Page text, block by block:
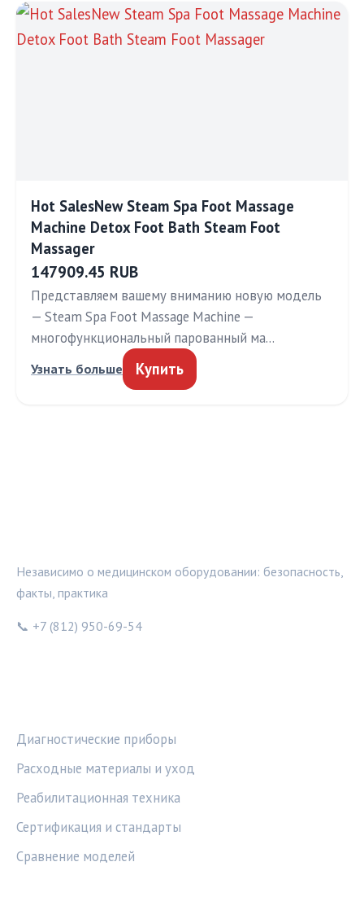
Hot SalesNew Steam Spa Foot Massage
Machine Detox Foot Bath Steam Foot
Massager
147909.45 RUB
Представляем вашему вниманию новую модель
— Steam Spa Foot Massage Machine —
многофункциональный парованный ма…
Узнать больше Купить
Независимо о медицинском оборудовании: безопасность,
факты, практика
📞 +7 (812) 950-69-54
Диагностические приборы
Расходные материалы и уход
Реабилитационная техника
Сертификация и стандарты
Сравнение моделей